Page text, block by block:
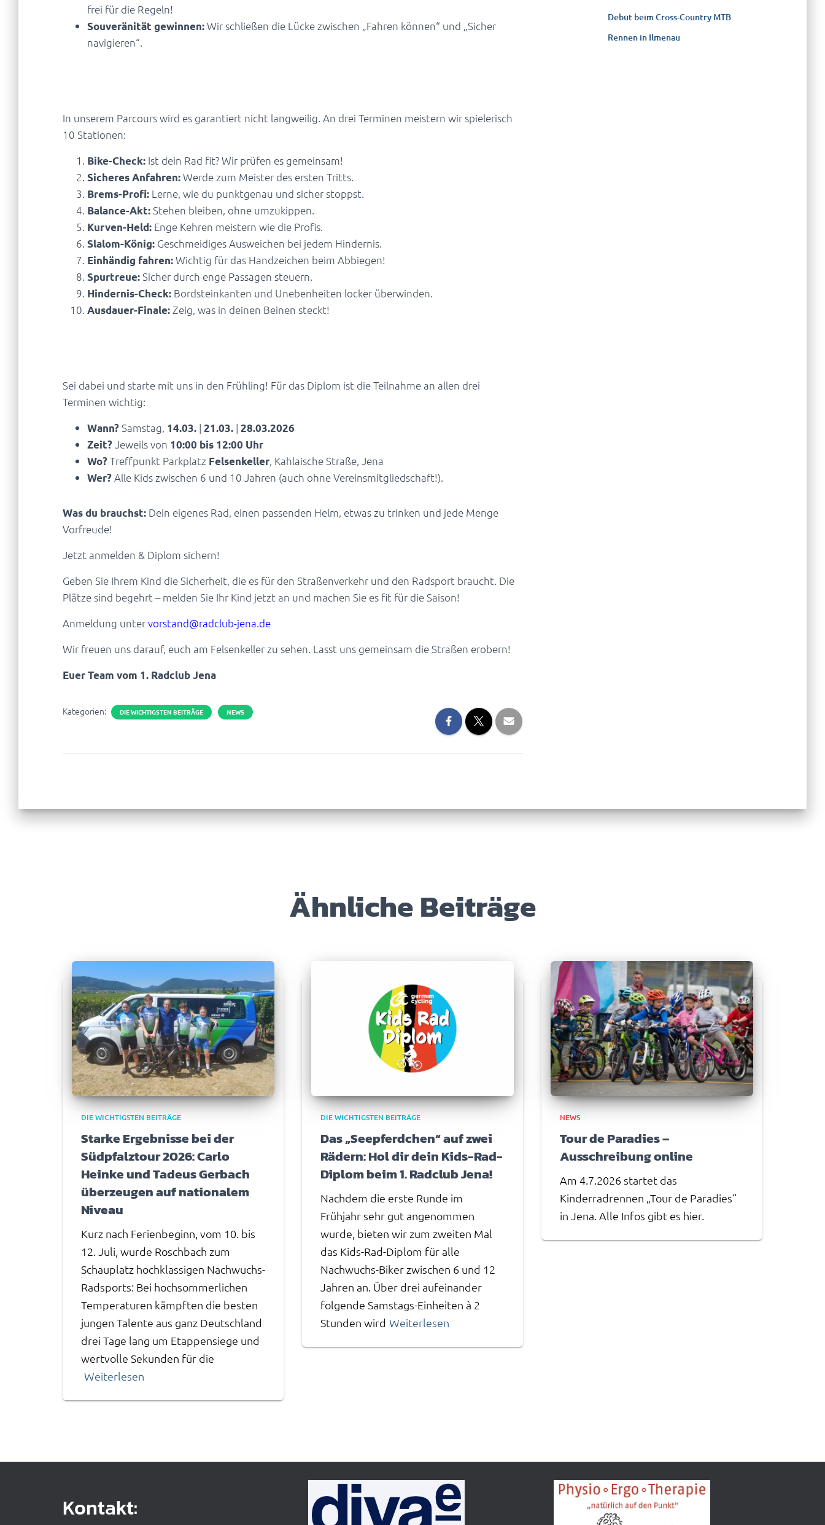
frei für die Regeln!
Souveränität gewinnen:Wir schließen die Lücke zwischen „Fahren können“ und „Sicher
navigieren“.
In unserem Parcours wird es garantiert nicht langweilig. An drei Terminen meistern wir spielerisch
10 Stationen:
Bike-Check: Ist dein Rad fit? Wir prüfen es gemeinsam!
Sicheres Anfahren:Werde zum Meister des ersten Tritts.
Brems-Profi: Lerne, wie du punktgenau und sicher stoppst.
Balance-Akt:Stehen bleiben, ohne umzukippen.
Kurven-Held: Enge Kehren meistern wie die Profis.
Slalom-König: Geschmeidiges Ausweichen bei jedem Hindernis.
Einhändig fahren:Wichtig für das Handzeichen beim Abbiegen!
Spurtreue:Sicher durch enge Passagen steuern.
Hindernis-Check: Bordsteinkanten und Unebenheiten locker überwinden.
Ausdauer-Finale: Zeig, was in deinen Beinen steckt!
Sei dabei und starte mit uns in den Frühling! Für das Diplom ist die Teilnahme an allen drei
Terminen wichtig:
Wann?Samstag, 14.03. | 21.03. | 28.03.2026
Zeit?Jeweils von 10:00 bis 12:00 Uhr
Wo?Treffpunkt Parkplatz Felsenkeller, Kahlaische Straße, Jena
Wer?Alle Kids zwischen 6 und 10 Jahren (auch ohne Vereinsmitgliedschaft!).
Was du brauchst: Dein eigenes Rad, einen passenden Helm, etwas zu trinken und jede Menge
Vorfreude!
Jetzt anmelden & Diplom sichern!
Geben Sie Ihrem Kind die Sicherheit, die es für den Straßenverkehr und den Radsport braucht. Die
Plätze sind begehrt – melden Sie Ihr Kind jetzt an und machen Sie es fit für die Saison!
Anmeldung untervorstand@radclub-jena.de
Wir freuen uns darauf, euch am Felsenkeller zu sehen. Lasst uns gemeinsam die Straßen erobern!
Euer Team vom 1. Radclub Jena
Kategorien: DIE WICHTIGSTEN BEITRÄGE NEWS
Debüt beim Cross-Country MTB
Rennen in Ilmenau
Ähnliche Beiträge
DIE WICHTIGSTEN BEITRÄGE
Starke Ergebnisse bei der
Südpfalztour 2026: Carlo
Heinke und Tadeus Gerbach
überzeugen auf nationalem
Niveau
Kurz nach Ferienbeginn, vom 10. bis
12. Juli, wurde Roschbach zum
Schauplatz hochklassigen Nachwuchs-
Radsports: Bei hochsommerlichen
Temperaturen kämpften die besten
jungen Talente aus ganz Deutschland
drei Tage lang um Etappensiege und
wertvolle Sekunden für die
Weiterlesen
DIE WICHTIGSTEN BEITRÄGE
Das „Seepferdchen“ auf zwei
Rädern: Hol dir dein Kids-Rad-
Diplom beim 1. Radclub Jena!
Nachdem die erste Runde im
Frühjahr sehr gut angenommen
wurde, bieten wir zum zweiten Mal
das Kids-Rad-Diplom für alle
Nachwuchs-Biker zwischen 6 und 12
Jahren an. Über drei aufeinander
folgende Samstags-Einheiten à 2
Stunden wird Weiterlesen
NEWS
Tour de Paradies –
Ausschreibung online
Am 4.7.2026 startet das
Kinderradrennen „Tour de Paradies“
in Jena. Alle Infos gibt es hier.
Kontakt: